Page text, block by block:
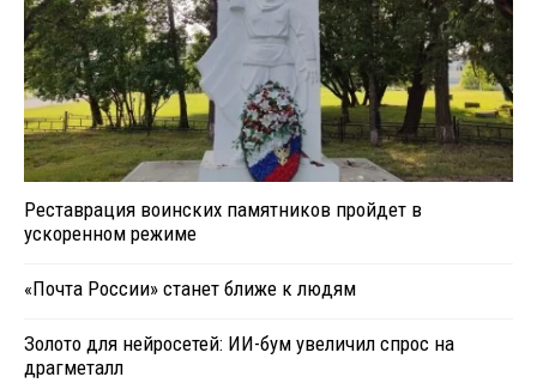
Реставрация воинских памятников пройдет в
ускоренном режиме
«Почта России» станет ближе к людям
Золото для нейросетей: ИИ-бум увеличил спрос на
драгметалл